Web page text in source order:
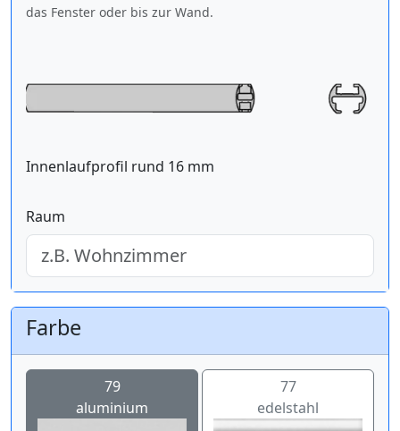
das Fenster oder bis zur Wand.
Innenlaufprofil rund 16 mm
Raum
Farbe
79
aluminium
77
edelstahl